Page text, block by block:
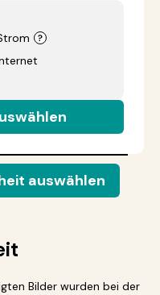
auswählen
Bilder wurden bei der